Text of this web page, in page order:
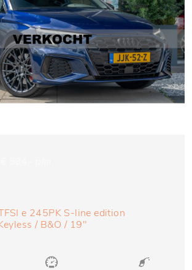
e 245PK S-line edition
/ B&O / 19"